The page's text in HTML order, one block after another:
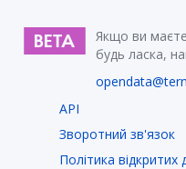
Якщо ви
будь ласка,
API
Зворотний зв'язок
Політика відкритих